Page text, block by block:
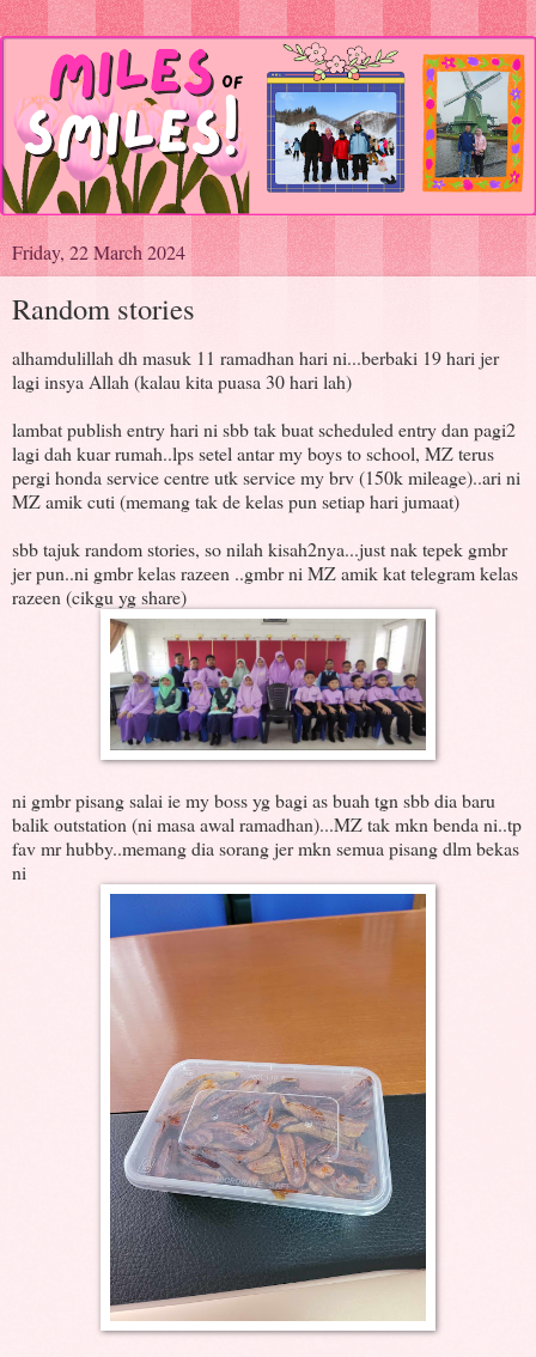
Friday, 22 March 2024
Random stories
alhamdulillah dh masuk 11 ramadhan hari ni...berbaki 19 hari jer
lagi insya Allah (kalau kita puasa 30 hari lah)
lambat publish entry hari ni sbb tak buat scheduled entry dan pagi2
lagi dah kuar rumah..lps setel antar my boys to school, MZ terus
pergi honda service centre utk service my brv (150k mileage)..ari ni
MZ amik cuti (memang tak de kelas pun setiap hari jumaat)
sbb tajuk random stories, so nilah kisah2nya...just nak tepek gmbr
jer pun..ni gmbr kelas razeen ..gmbr ni MZ amik kat telegram kelas
razeen (cikgu yg share)
ni gmbr pisang salai ie my boss yg bagi as buah tgn sbb dia baru
balik outstation (ni masa awal ramadhan)...MZ tak mkn benda ni..tp
fav mr hubby..memang dia sorang jer mkn semua pisang dlm bekas
ni